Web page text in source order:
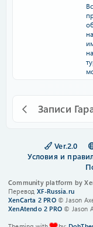
Записи
Ver.2.0
Условия и
Community platform by
Перевод XF-Russia.ru
XenCarta 2 PRO© Jason
XenAtendo 2 PRO © Jason